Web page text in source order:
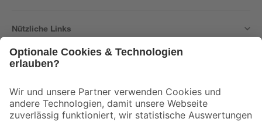
Nützliche Links
Der toom Newsletter: Keine Angebote und Aktionen mehr verpassen!
Zur Newsletter Anmeldung